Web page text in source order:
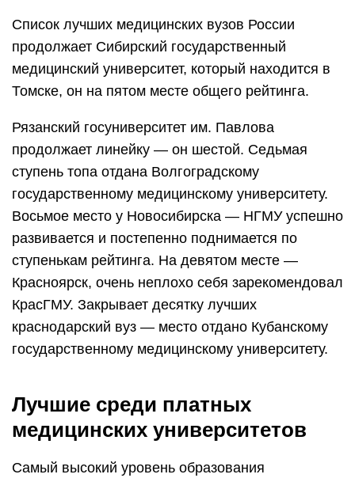
Список лучших медицинских вузов России
продолжает Сибирский государственный
медицинский университет, который находится в
Томске, он на пятом месте общего рейтинга.
Рязанский госуниверситет им. Павлова
продолжает линейку — он шестой. Седьмая
ступень топа отдана Волгоградскому
государственному медицинскому университету.
Восьмое место у Новосибирска — НГМУ успешно
развивается и постепенно поднимается по
ступенькам рейтинга. На девятом месте —
Красноярск, очень неплохо себя зарекомендовал
КрасГМУ. Закрывает десятку лучших
краснодарский вуз — место отдано Кубанскому
государственному медицинскому университету.
Лучшие среди платных
медицинских университетов
Самый высокий уровень образования